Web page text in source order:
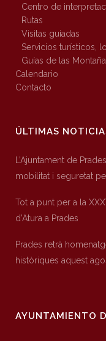
Centro de
Rutas
Visitas guiadas
Servicios turísticos,
Guías de las
Calendario
Contacto
ÚLTIMAS
L’Ajuntament de
mobilitat i seguretat
Tot a punt per a la
d’Atura a Prades
Prades retrà
històriques aquest
AYUNTAMIENTO